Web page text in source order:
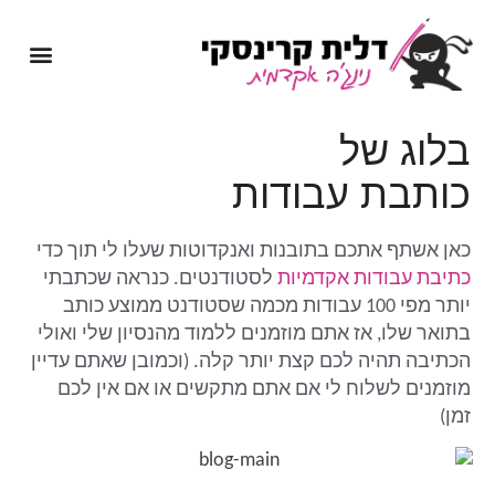
בלוג של
כותבת עבודות
כאן אשתף אתכם בתובנות ואנקדוטות שעלו לי תוך כדי
כתיבת עבודות אקדמיות לסטודנטים. כנראה שכתבתי
יותר מפי 100 עבודות מכמה שסטודנט ממוצע כותב
בתואר שלו, אז אתם מוזמנים ללמוד מהנסיון שלי ואולי
הכתיבה תהיה לכם קצת יותר קלה. (וכמובן שאתם עדיין
מוזמנים לשלוח לי אם אתם מתקשים או אם אין לכם
זמן)